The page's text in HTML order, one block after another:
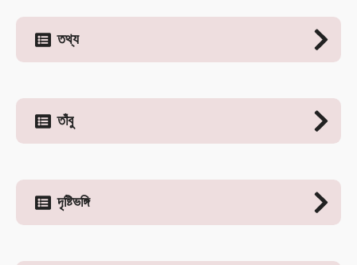
তথ্য
তাঁবু
দৃষ্টিভঙ্গি